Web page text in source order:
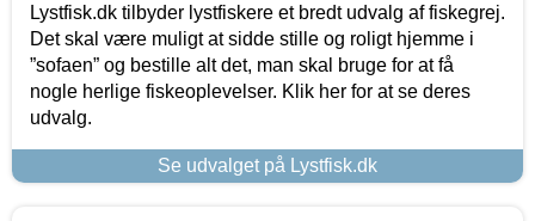
Lystfisk.dk tilbyder lystfiskere et bredt udvalg af fiskegrej.
Det skal være muligt at sidde stille og roligt hjemme i
”sofaen” og bestille alt det, man skal bruge for at få
nogle herlige fiskeoplevelser. Klik her for at se deres
udvalg.
Se udvalget på Lystfisk.dk